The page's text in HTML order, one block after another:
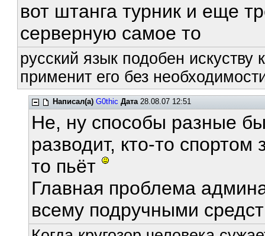
вот штанга турник и еще
серверную самое то
русский язык подобен
применит его без
Написал(а) G0thic Дата28.08.07 12:51
Не, ну способы разные
разводит, кто-то спортом
то пьёт
Главная проблема
всему подручными